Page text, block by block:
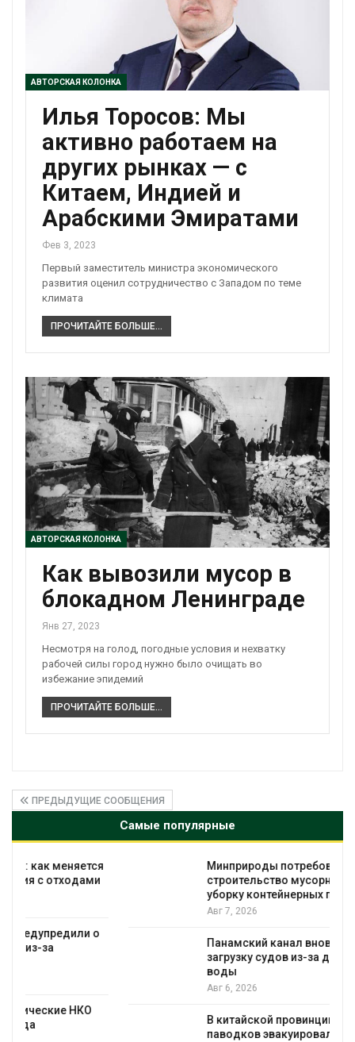
АВТОРСКАЯ КОЛОНКА
Илья Торосов: Мы
активно работаем на
других рынках — с
Китаем, Индией и
Арабскими Эмиратами
Фев 3, 2023
Первый заместитель министра экономического
развития оценил сотрудничество с Западом по теме
климата
ПРОЧИТАЙТЕ БОЛЬШЕ...
АВТОРСКАЯ КОЛОНКА
Как вывозили мусор в
блокадном Ленинграде
Янв 27, 2023
Несмотря на голод, погодные условия и нехватку
рабочей силы город нужно было очищать во
избежание эпидемий
ПРОЧИТАЙТЕ БОЛЬШЕ...
ПРЕДЫДУЩИЕ СООБЩЕНИЯ
Самые популярные
Минприроды потребовало ускорить
строительство мусорных объектов и
уборку контейнерных площадок
Панамский канал вновь ограничивает
загрузку судов из-за дефицита пресной
В китайской провинции Шэньси из-за
паводков эвакуировали более 140 тыс.